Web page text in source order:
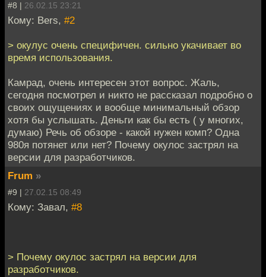
#8 | 26.02.15 23:21
Кому: Bers, #2
> окулус очень специфичен. сильно укачивает во
время использования.
Камрад, очень интересен этот вопрос. Жаль,
сегодня посмотрел и никто не рассказал подробно о
своих ощущениях и вообще минимальный обзор
хотя бы услышать. Деньги как бы есть ( у многих,
думаю) Речь об обзоре - какой нужен комп? Одна
980я потянет или нет? Почему окулос застрял на
версии для разработчиков.
Frum »
#9 | 27.02.15 08:49
Кому: Завал, #8
> Почему окулос застрял на версии для
разработчиков.